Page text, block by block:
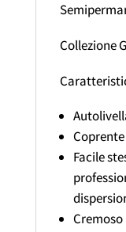
Collezione
Facile
Cremoso